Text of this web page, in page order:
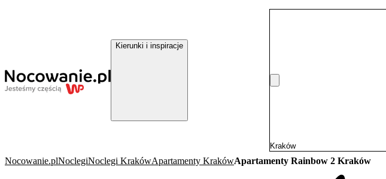
Kierunki i inspiracje
Nocowanie.plNoclegiNoclegi KrakówApartamenty KrakówApartamenty Rainbow 2 Kraków